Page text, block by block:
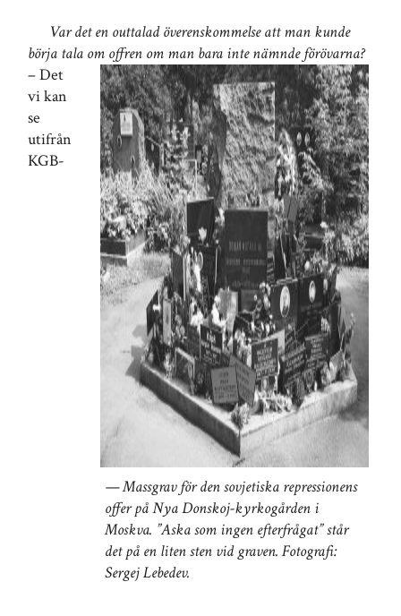
Var det en outtalad överenskommelse att man kunde
börja tala om offren om man bara inte nämnde förövarna?
Massgrav för den sovjetiska repressionens
offer på Nya Donskoj-kyrkogården i
Moskva. ”Aska som ingen efterfrågat” står
det på en liten sten vid graven. Fotografi:
Sergej Lebedev.
– Det
vi kan
se
utifrån
KGB-